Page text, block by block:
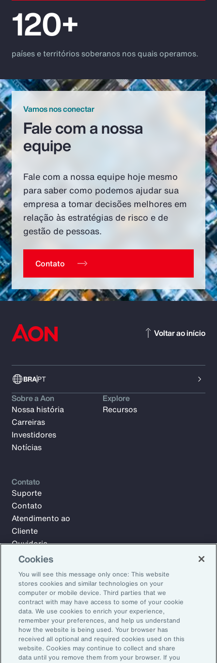
120+
países e territórios soberanos nos quais operamos.
Vamos nos conectar
Fale com a nossa
equipe
Fale com a nossa equipe hoje mesmo
para saber como podemos ajudar sua
empresa a tomar decisões melhores em
relação às estratégias de risco e de
gestão de pessoas.
Contato
BRAPT
Voltar ao início
Inscreva-se no Aon Insights para receber semanalmente
artigos, reportagens e notícias da nossa equipe de
especialistas.
E-mail:
Inscrever-se
Sobre a Aon
Nossa história
Carreiras
Investidores
Notícias
Explore
Recursos
Contato
Suporte
Contato
Atendimento ao
Cliente
Ouvidoria
Cookies
You will see this message only once: This website
stores cookies and similar technologies on your
computer or mobile device. Third parties that we
contract with may have access to some of your cookie
data. We use cookies to enrich your experience,
remember your preferences, and help us understand
how the website is being used. Your browser has
received all optional and required cookies used on this
website. Cookies may continue to collect and share
data until you remove them from your browser. If you